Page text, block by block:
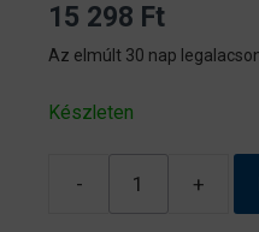
15 298 Ft
Az elmúlt 30 nap
Készleten
- +